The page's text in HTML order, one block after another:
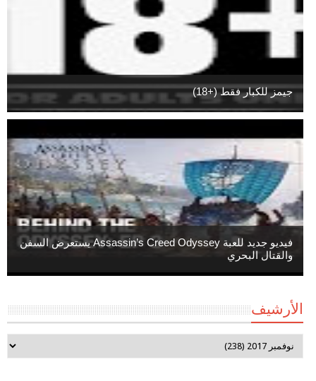
جيمز للكبار فقط (+18)
فيديو جديد للعبة Assassin’s Creed Odyssey يستعرض السفن
والقتال البحري
الأرشيف